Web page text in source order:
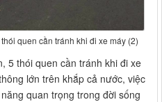
quen cần tránh khi đi xe máy (2)
5 thói quen cần tránh khi đi xe
lớn trên khắp cả nước, việc
quan trọng trong đời sống